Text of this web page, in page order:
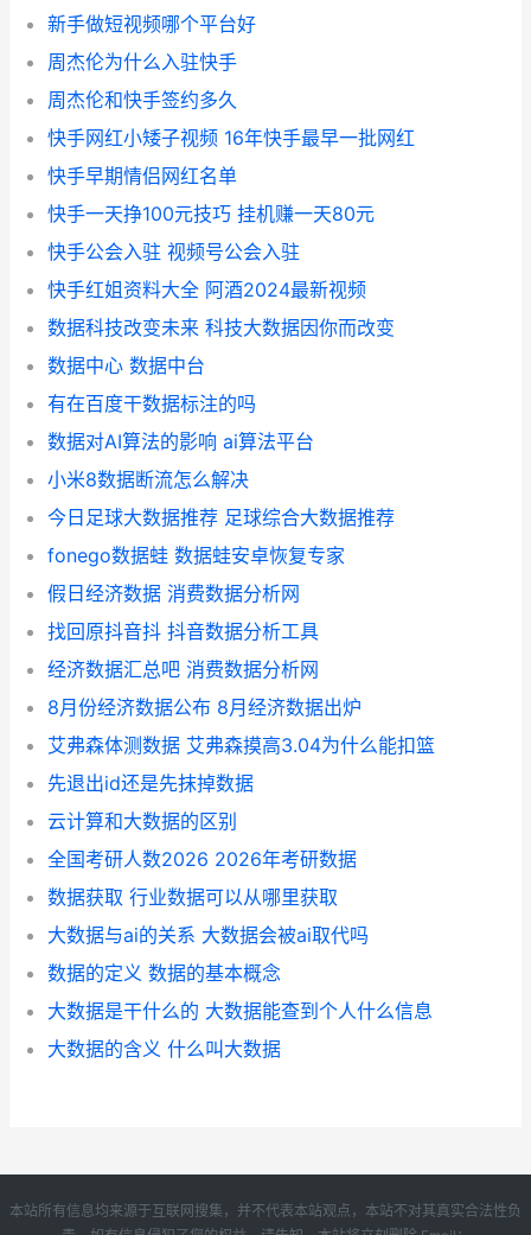
新手做短视频哪个平台好
周杰伦为什么入驻快手
周杰伦和快手签约多久
快手网红小矮子视频 16年快手最早一批网红
快手早期情侣网红名单
快手一天挣100元技巧 挂机赚一天80元
快手公会入驻 视频号公会入驻
快手红姐资料大全 阿酒2024最新视频
数据科技改变未来 科技大数据因你而改变
数据中心 数据中台
有在百度干数据标注的吗
数据对AI算法的影响 ai算法平台
小米8数据断流怎么解决
今日足球大数据推荐 足球综合大数据推荐
fonego数据蛙 数据蛙安卓恢复专家
假日经济数据 消费数据分析网
找回原抖音抖 抖音数据分析工具
经济数据汇总吧 消费数据分析网
8月份经济数据公布 8月经济数据出炉
艾弗森体测数据 艾弗森摸高3.04为什么能扣篮
先退出id还是先抹掉数据
云计算和大数据的区别
全国考研人数2026 2026年考研数据
数据获取 行业数据可以从哪里获取
大数据与ai的关系 大数据会被ai取代吗
数据的定义 数据的基本概念
大数据是干什么的 大数据能查到个人什么信息
大数据的含义 什么叫大数据
本站所有信息均来源于互联网搜集，并不代表本站观点，本站不对其真实合法性负